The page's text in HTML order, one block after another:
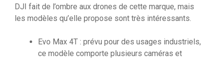
DJI fait de l’ombre aux drones de cette marque, mais
les modèles qu’elle propose sont très intéressants.
Evo Max 4T : prévu pour des usages industriels,
ce modèle comporte plusieurs caméras et